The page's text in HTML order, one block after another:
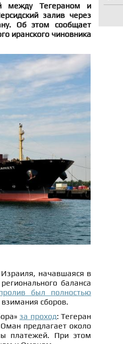
между Тегераном и
залив через
Об этом сообщает
иранского чиновника
начавшаяся в
баланса
был полностью
сборов.
за проход: Тегеран
предлагает около
платежей. При этом